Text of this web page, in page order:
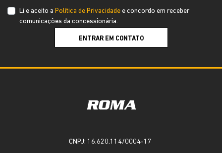
Li e aceito a Política de Privacidade e concordo em receber
comunicações da concessionária.
ENTRAR EM CONTATO
CNPJ: 16.620.114/0004-17